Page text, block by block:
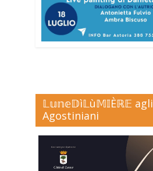
𝕃𝕦𝕟𝕖𝔻ì𝕃ù𝕄𝕀Èℝ𝔼 agli
Agostiniani